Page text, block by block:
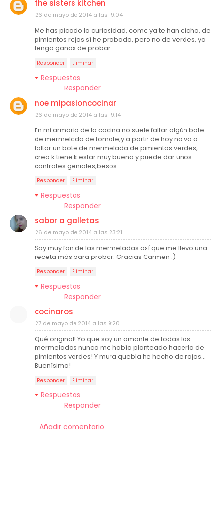
the sisters kitchen
26 de mayo de 2014 a las 19:04
Me has picado la curiosidad, como ya te han dicho, de
pimientos rojos sí he probado, pero no de verdes, ya
tengo ganas de probar...
Responder Eliminar
Respuestas
Responder
noe mipasioncocinar
26 de mayo de 2014 a las 19:14
En mi armario de la cocina no suele faltar algún bote
de mermelada de tomate,y a partir de hoy no va a
faltar un bote de mermelada de pimientos verdes,
creo k tiene k estar muy buena y puede dar unos
contrates geniales,besos
Responder Eliminar
Respuestas
Responder
sabor a galletas
26 de mayo de 2014 a las 23:21
Soy muy fan de las mermeladas así que me llevo una
receta más para probar. Gracias Carmen :)
Responder Eliminar
Respuestas
Responder
cocinaros
27 de mayo de 2014 a las 9:20
Qué original! Yo que soy un amante de todas las
mermeladas nunca me había planteado hacerla de
pimientos verdes! Y mura quebla he hecho de rojos...
Buenísima!
Responder Eliminar
Respuestas
Responder
Añadir comentario